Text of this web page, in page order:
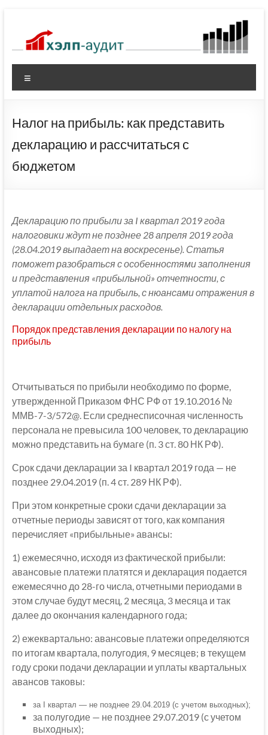
содержимому
Налог на прибыль: как представить
декларацию и рассчитаться с
бюджетом
Декларацию по прибыли за I квартал 2019 года
налоговики ждут не позднее 28 апреля 2019 года
(28.04.2019 выпадает на воскресенье). Статья
поможет разобраться с особенностями заполнения
и представления «прибыльной» отчетности, с
уплатой налога на прибыль, с нюансами отражения в
декларации отдельных расходов.
Порядок представления декларации по налогу на
прибыль
Отчитываться по прибыли необходимо по форме,
утвержденной Приказом ФНС РФ от 19.10.2016 №
ММВ-7-3/572@. Если среднесписочная численность
персонала не превысила 100 человек, то декларацию
можно представить на бумаге (п. 3 ст. 80 НК РФ).
Срок сдачи декларации за I квартал 2019 года — не
позднее 29.04.2019 (п. 4 ст. 289 НК РФ).
При этом конкретные сроки сдачи декларации за
отчетные периоды зависят от того, как компания
перечисляет «прибыльные» авансы:
1) ежемесячно, исходя из фактической прибыли:
авансовые платежи платятся и декларация подается
ежемесячно до 28-го числа, отчетными периодами в
этом случае будут месяц, 2 месяца, 3 месяца и так
далее до окончания календарного года;
2) ежеквартально: авансовые платежи определяются
по итогам квартала, полугодия, 9 месяцев; в текущем
году сроки подачи декларации и уплаты квартальных
авансов таковы:
за I квартал — не позднее 29.04.2019 (с учетом выходных);
за полугодие — не позднее 29.07.2019 (с учетом
выходных);